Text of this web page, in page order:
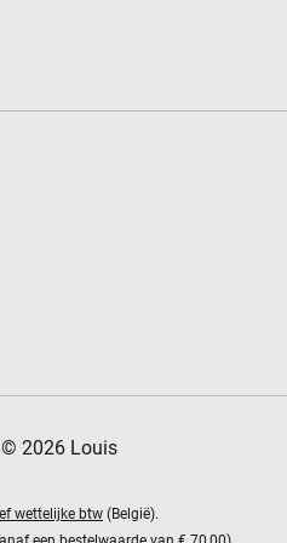
2026 Louis
wettelijke btw (België).